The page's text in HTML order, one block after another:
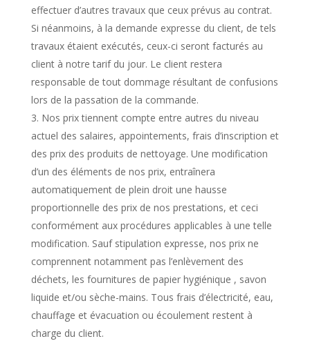
effectuer d’autres travaux que ceux prévus au contrat.
Si néanmoins, à la demande expresse du client, de tels
travaux étaient exécutés, ceux-ci seront facturés au
client à notre tarif du jour. Le client restera
responsable de tout dommage résultant de confusions
lors de la passation de la commande.
Nos prix tiennent compte entre autres du niveau
actuel des salaires, appointements, frais d’inscription et
des prix des produits de nettoyage. Une modification
d’un des éléments de nos prix, entraînera
automatiquement de plein droit une hausse
proportionnelle des prix de nos prestations, et ceci
conformément aux procédures applicables à une telle
modification. Sauf stipulation expresse, nos prix ne
comprennent notamment pas l’enlèvement des
déchets, les fournitures de papier hygiénique , savon
liquide et/ou sèche-mains. Tous frais d’électricité, eau,
chauffage et évacuation ou écoulement restent à
charge du client.